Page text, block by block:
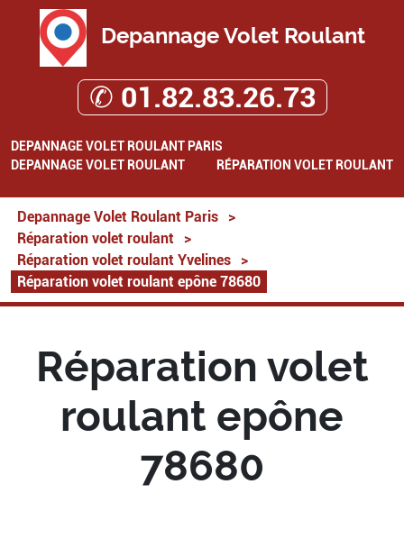
Depannage Volet Roulant
✆ 01.82.83.26.73
DEPANNAGE VOLET ROULANT PARIS
DEPANNAGE VOLET ROULANT
RÉPARATION VOLET ROULANT
Depannage Volet Roulant Paris
>
Réparation volet roulant
>
Réparation volet roulant Yvelines
>
Réparation volet roulant epône 78680
Réparation volet
roulant epône
78680